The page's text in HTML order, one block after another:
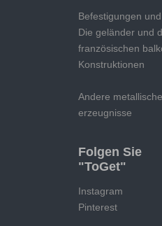
Befestigungen
Die geländer und
französischen
Konstruktionen
Andere metallische
erzeugnisse
Folgen Sie
"ToGet"
Instagram
Pinterest